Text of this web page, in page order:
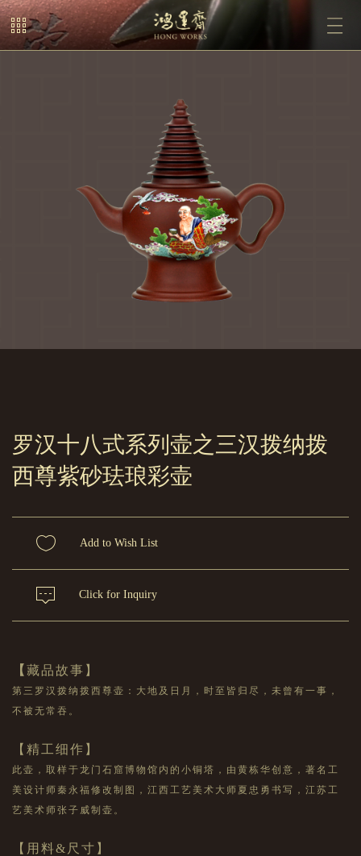
罗汉十八式系列壶之三汉拨纳拨
西尊紫砂珐琅彩壶
Add to Wish List
Click for Inquiry
【 藏品故事】
第三罗汉拨纳拨西尊壶：大地及日月，时至皆归尽，未曾有一事，
不被无常吞。
【精工细作】
此壶，取样于龙门石窟博物馆内的小铜塔，由黄栋华创意，著名工
美设计师秦永福修改制图，江西工艺美术大师夏忠勇书写，江苏工
艺美术师张子威制壶。
【用料&尺寸】